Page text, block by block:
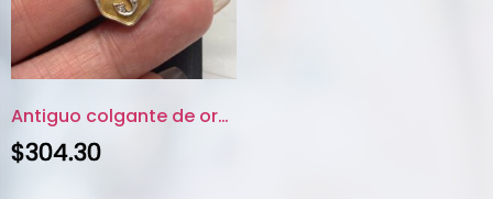
Antiguo colgante de oro 8K y d...
$304.30